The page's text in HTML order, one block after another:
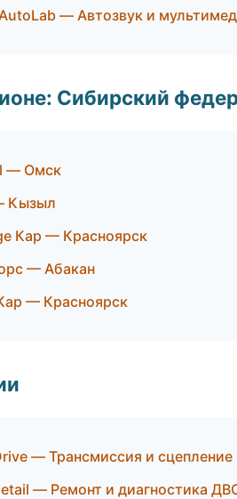
— Автозвук и
Сибирский
— Омск
Кызыл
Кар — Красноярск
— Абакан
— Красноярск
— Трансмиссия и
— Ремонт и диагностика